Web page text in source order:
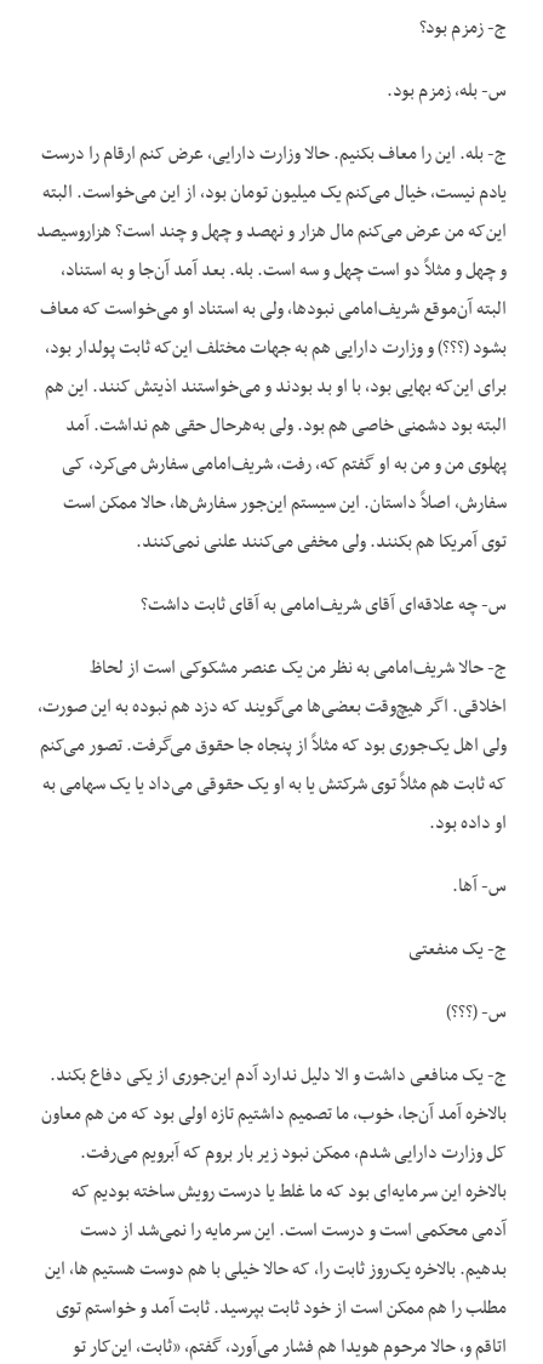
ج- زمزم بود؟
س- بله، زمزم بود.
ج- بله. این را معاف بکنیم. حالا وزارت دارایی، عرض کنم ارقام را درست
یادم نیست، خیال می‌کنم یک میلیون تومان بود، از این می‌خواست. البته
این‌که من عرض می‌کنم مال هزار و نهصد و چهل و چند است؟ هزاروسیصد
و چهل و مثلاً دو است چهل و سه است. بله. بعد آمد آن‌جا و به استناد،
البته آن‌موقع شریف‌امامی نبودها، ولی به استناد او می‌خواست که معاف
بشود (؟؟؟) و وزارت دارایی هم به جهات مختلف این‌که ثابت پولدار بود،
برای این‌که بهایی بود، با او بد بودند و می‌خواستند اذیتش کنند. این هم
البته بود دشمنی خاصی هم بود. ولی به‌هرحال حقی هم نداشت. آمد
پهلوی من و من به او گفتم که، رفت، شریف‌امامی سفارش می‌کرد، کی
سفارش، اصلاً داستان. این سیستم این‌جور سفارش‌ها، حالا ممکن است
توی آمریکا هم بکنند. ولی مخفی می‌کنند علنی نمی‌کنند.
س- چه علاقه‌ای آقای شریف‌امامی به آقای ثابت داشت؟
ج- حالا شریف‌امامی به نظر من یک عنصر مشکوکی است از لحاظ
اخلاقی. اگر هیچ‌وقت بعضی‌ها می‌گویند که دزد هم نبوده به این صورت،
ولی اهل یک‌جوری بود که مثلاً از پنجاه جا حقوق می‌گرفت. تصور می‌کنم
که ثابت هم مثلاً توی شرکتش یا به او یک حقوقی می‌داد یا یک سهامی به
او داده بود.
س- آها.
ج- یک منفعتی
س- (؟؟؟)
ج- یک منافعی داشت و الا دلیل ندارد آدم این‌جوری از یکی دفاع بکند.
بالاخره آمد آن‌جا، خوب، ما تصمیم داشتیم تازه اولی بود که من هم معاون
کل وزارت دارایی شدم، ممکن نبود زیر بار بروم که آبرویم می‌رفت.
بالاخره این سرمایه‌ای بود که ما غلط یا درست رویش ساخته بودیم که
آدمی محکمی است و درست است. این سرمایه را نمی‌شد از دست
بدهیم. بالاخره یک‌روز ثابت را، که حالا خیلی با هم دوست هستیم ها، این
مطلب را هم ممکن است از خود ثابت بپرسید. ثابت آمد و خواستم توی
اتاقم و، حالا مرحوم هویدا هم فشار می‌آورد، گفتم، «ثابت، این‌کار تو